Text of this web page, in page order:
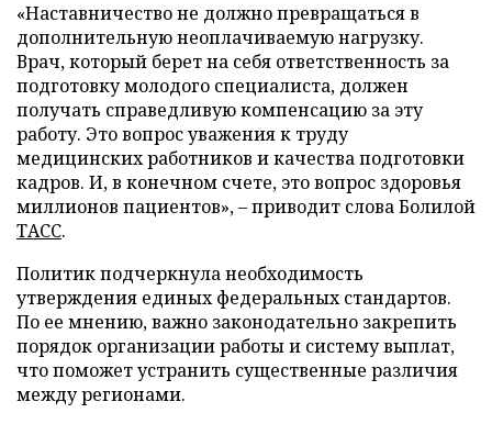
«Наставничество не должно превращаться в
дополнительную неоплачиваемую нагрузку.
Врач, который берет на себя ответственность за
подготовку молодого специалиста, должен
получать справедливую компенсацию за эту
работу. Это вопрос уважения к труду
медицинских работников и качества подготовки
кадров. И, в конечном счете, это вопрос здоровья
миллионов пациентов», – приводит слова Болилой
ТАСС.
Политик подчеркнула необходимость
утверждения единых федеральных стандартов.
По ее мнению, важно законодательно закрепить
порядок организации работы и систему выплат,
что поможет устранить существенные различия
между регионами.